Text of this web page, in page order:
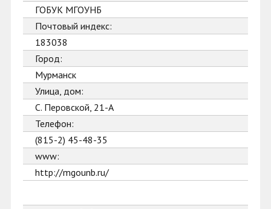
ГОБУК МГОУНБ
Почтовый индекс:
183038
Город:
Мурманск
Улица, дом:
С. Перовской, 21-А
Телефон:
(815-2) 45-48-35
www:
http://mgounb.ru/